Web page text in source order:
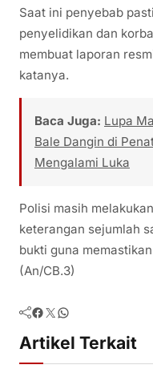
Saat ini penyebab
penyelidikan dan
membuat laporan
katanya.
Baca Juga: Lupa
Bale Dangin di
Mengalami Luka
Polisi masih
keterangan sejumlah
bukti guna
(An/CB.3)
Facebook Twitter WhatsApp
Artikel Terkait